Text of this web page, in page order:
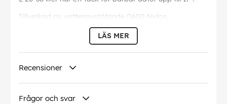
Tillverkad av vattenavstötande D600 Nylon.
LÄS MER
Recensioner
Frågor och svar